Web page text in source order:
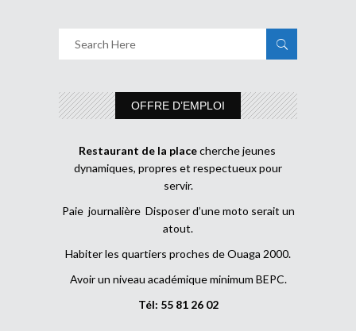
OFFRE D’EMPLOI
Restaurant de la placecherche jeunes
dynamiques, propres et respectueux pour
servir.
Paie journalière Disposer d’une moto serait un
atout.
Habiter les quartiers proches de Ouaga 2000.
Avoir un niveau académique minimum BEPC.
Tél: 55 81 26 02